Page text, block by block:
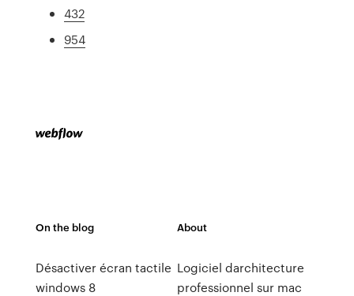
432
954
On the blog
Désactiver écran tactile
windows 8
About
Logiciel darchitecture
professionnel sur mac